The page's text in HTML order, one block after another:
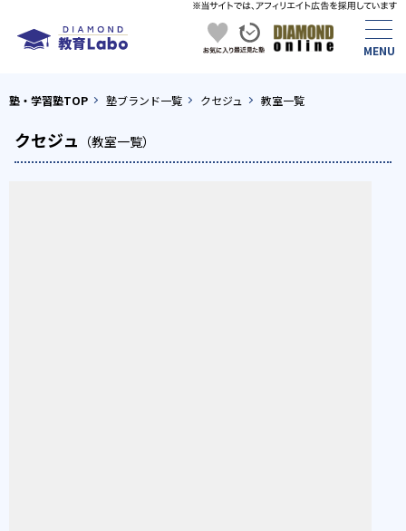
塾・学習塾TOP 塾ブランド一覧 クセジュ 教室一覧
クセジュ （教室一覧）